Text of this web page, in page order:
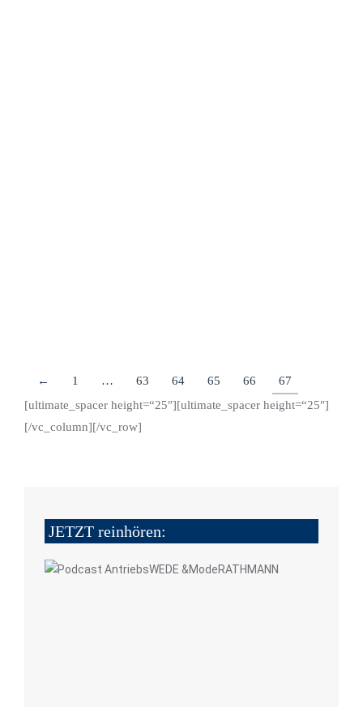
← 1 … 63 64 65 66
67
[ultimate_spacer height=“25″][ultimate_spacer height=“25″]
[/vc_column][/vc_row]
JETZT reinhören: